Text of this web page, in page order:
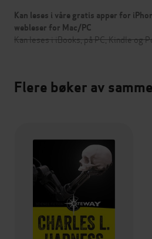
Kan leses i våre gratis apper for
webleser for Mac/PC
Kan leses i iBooks, på PC, Kindle og
Flere bøker av